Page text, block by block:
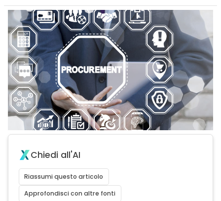
Chiedi all'AI
Riassumi questo articolo
Approfondisci con altre fonti